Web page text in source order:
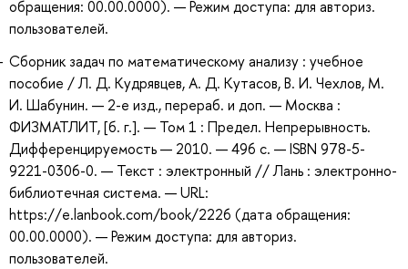
обращения: 00.00.0000). — Режим доступа: для авториз.
пользователей.
Сборник задач по математическому анализу : учебное
пособие / Л. Д. Кудрявцев, А. Д. Кутасов, В. И. Чехлов, М.
И. Шабунин. — 2-е изд., перераб. и доп. — Москва :
ФИЗМАТЛИТ, [б. г.]. — Том 1 : Предел. Непрерывность.
Дифференцируемость — 2010. — 496 с. — ISBN 978-5-
9221-0306-0. — Текст : электронный // Лань : электронно-
библиотечная система. — URL:
https://e.lanbook.com/book/2226 (дата обращения:
00.00.0000). — Режим доступа: для авториз.
пользователей.